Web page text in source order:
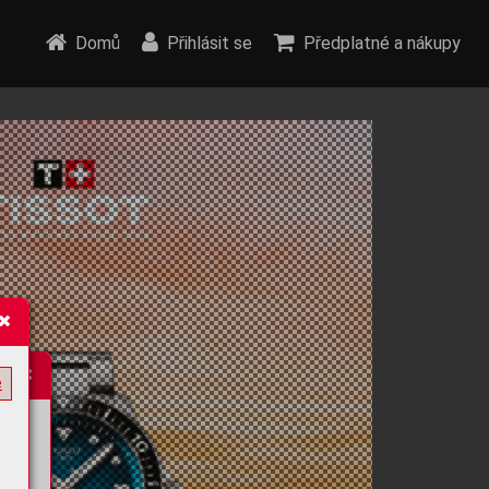
Domů Přihlásit se Předplatné a nákupy